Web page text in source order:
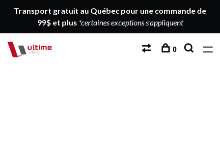
Transport gratuit au Québec pour une commande de
99$ et plus *certaines exceptions s'appliquent
0